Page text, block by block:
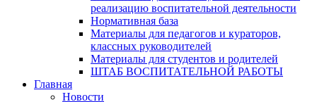
реализацию воспитательной деятельности
Нормативная база
Материалы для педагогов и кураторов,
классных руководителей
Материалы для студентов и родителей
ШТАБ ВОСПИТАТЕЛЬНОЙ РАБОТЫ
Главная
Новости